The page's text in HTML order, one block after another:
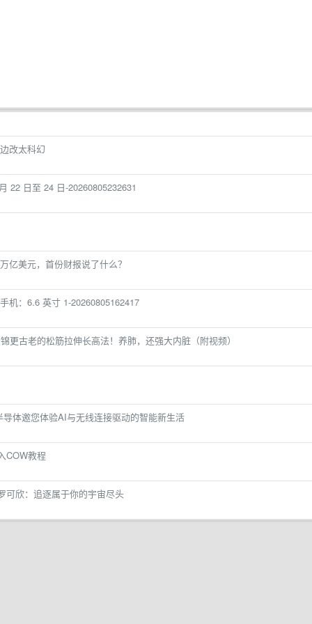
改太科幻
22 日至 24 日-20260805232631
亿美元，首份财报说了什么？
机：6.6 英寸 1-20260805162417
更古老的松筋拉伸长高法！养肺，还强大内脏（附视频）
体邀您体验AI与无线连接驱动的智能新生活
COW教程
可欣：追逐属于你的宇宙尽头